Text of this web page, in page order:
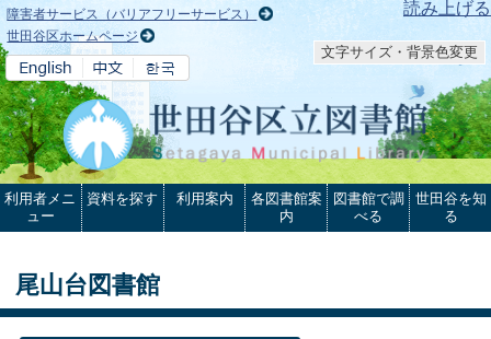
本文へ 読み上げる
障害者サービス（バリアフリーサービス）
世田谷区ホームページ
文字サイズ・背景色変更
利用者メニ
ュー
資料を探す 利用案内
各図書館案
内
図書館で調
べる
世田谷を知
る
尾山台図書館